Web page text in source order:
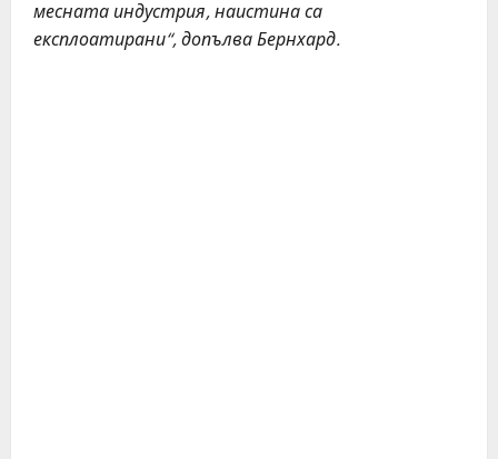
месната индустрия, наистина са
експлоатирани“, допълва Бернхард.